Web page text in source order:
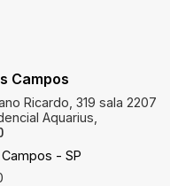
Campos
Ricardo, 319 sala 2207
Aquarius,
- SP